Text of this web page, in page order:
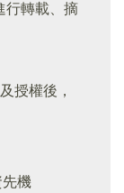
行轉載、摘
授權後，
機